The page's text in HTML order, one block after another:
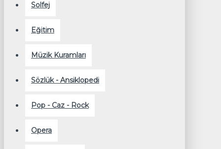
Solfej
Eğitim
Müzik Kuramları
Sözlük - Ansiklopedi
Pop - Caz - Rock
Opera